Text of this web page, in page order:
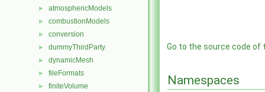
► atmosphericModels
► combustionModels
► conversion
► dummyThirdParty
► dynamicMesh
► fileFormats
► finiteVolume
Go to the source code of
Namespaces